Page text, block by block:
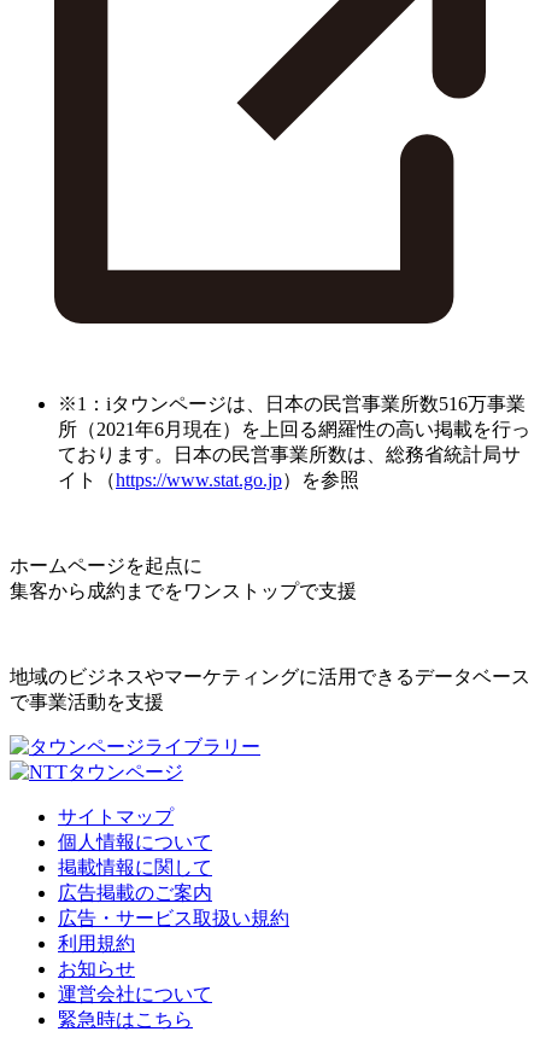
※1：iタウンページは、日本の民営事業所数516万事業
所（2021年6月現在）を上回る網羅性の高い掲載を行っ
ております。日本の民営事業所数は、総務省統計局サ
イト（https://www.stat.go.jp）を参照
ホームページを起点に
集客から成約までをワンストップで支援
地域のビジネスやマーケティングに活用できるデータベース
で事業活動を支援
サイトマップ
個人情報について
掲載情報に関して
広告掲載のご案内
広告・サービス取扱い規約
利用規約
お知らせ
運営会社について
緊急時はこちら